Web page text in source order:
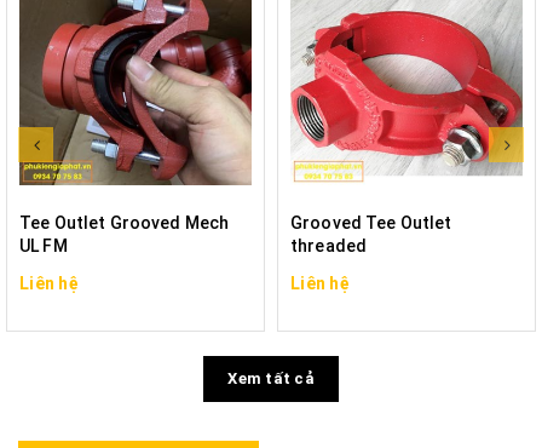
Tee Outlet Grooved Mech
UL FM
Liên hệ
Grooved Tee Outlet
threaded
Liên hệ
Xem tất cả